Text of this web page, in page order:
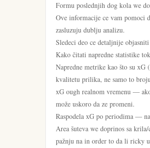
Formu poslednjih dog kola we
Ove informacije ce vam pomoci
zasluzuju dublju analizu.
Sledeci deo ce detaljnije
Kako čitati napredne statistike
Napredne metrike kao što su xG
kvalitetu prilika, ne samo to
xG ough realnom vremenu —
može uskoro da ze promeni.
Raspodela xG po periodima —
Area šuteva we doprinos sa
pažnju na in order to da li ricky